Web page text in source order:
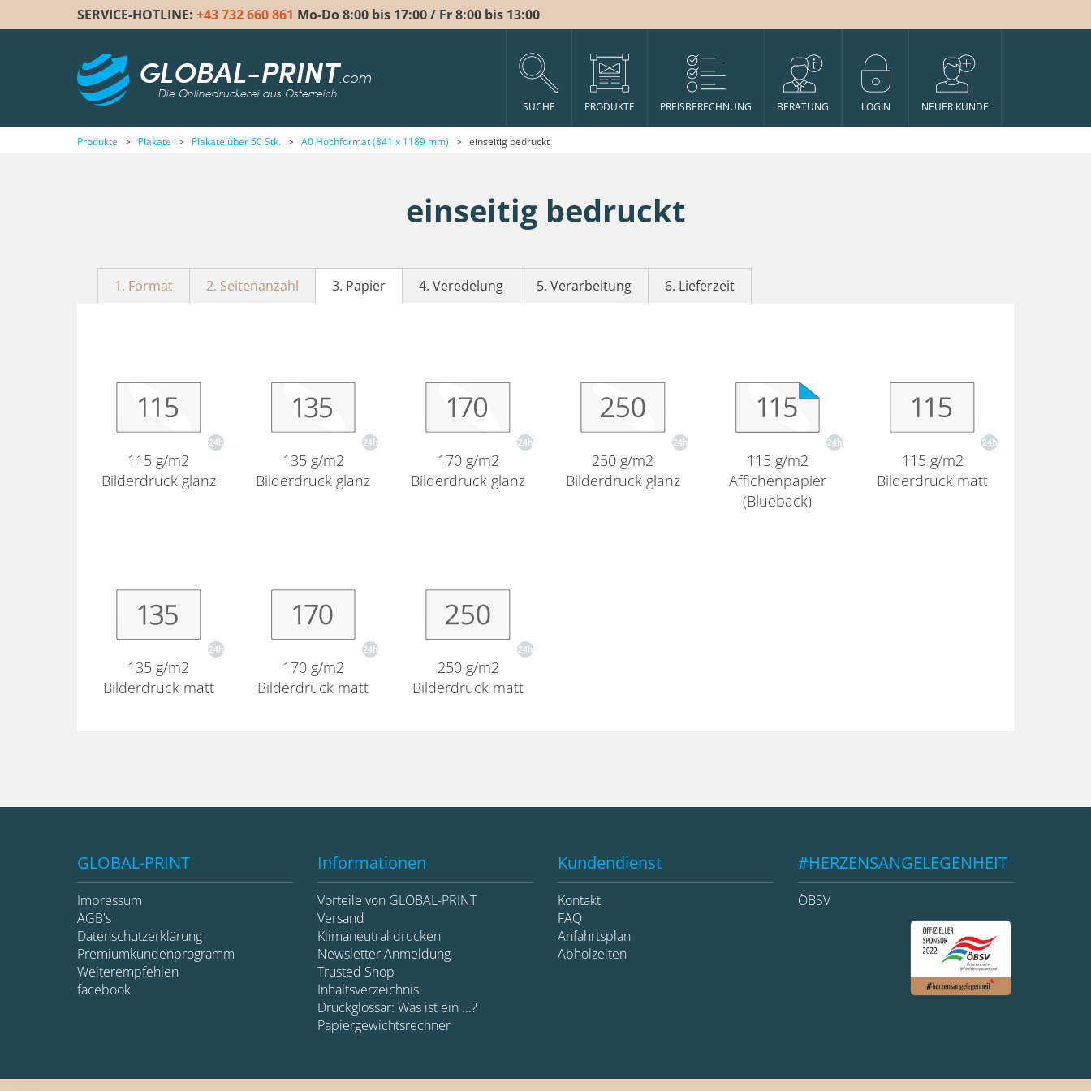
SERVICE-HOTLINE: +43 732 660 861 Mo-Do 8:00 bis 17:00 / Fr 8:00 bis 13:00
GLOBAL-PRINT.com
Die Onlinedruckerei aus Österreich
SUCHE PRODUKTE PREISBERECHNUNG BERATUNG LOGIN NEUER KUNDE
Produkte > Plakate > Plakate über 50 Stk. > A0 Hochformat (841 x 1189 mm) > einseitig bedruckt
einseitig bedruckt
1. Format 2. Seitenanzahl 3. Papier 4. Veredelung 5. Verarbeitung 6. Lieferzeit
115 g/m2
Bilderdruck glanz
135 g/m2
Bilderdruck glanz
170 g/m2
Bilderdruck glanz
250 g/m2
Bilderdruck glanz
115 g/m2
Affichenpapier
(Blueback)
115 g/m2
Bilderdruck matt
135 g/m2
Bilderdruck matt
170 g/m2
Bilderdruck matt
250 g/m2
Bilderdruck matt
GLOBAL-PRINT
Impressum
AGB's
Datenschutzerklärung
Premiumkundenprogramm
Weiterempfehlen
facebook
Informationen
Vorteile von GLOBAL-PRINT
Versand
Klimaneutral drucken
Newsletter Anmeldung
Trusted Shop
Inhaltsverzeichnis
Druckglossar: Was ist ein ...?
Papiergewichtsrechner
Kundendienst
Kontakt
FAQ
Anfahrtsplan
Abholzeiten
#HERZENSANGELEGENHEIT
ÖBSV